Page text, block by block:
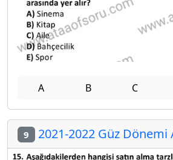
A B C
9 2021-2022 Güz Dönemi